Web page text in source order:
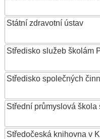
Státní zdravotní ústav
Středisko služeb školám
Středisko společných
Střední průmyslová
Středočeská knihovna v